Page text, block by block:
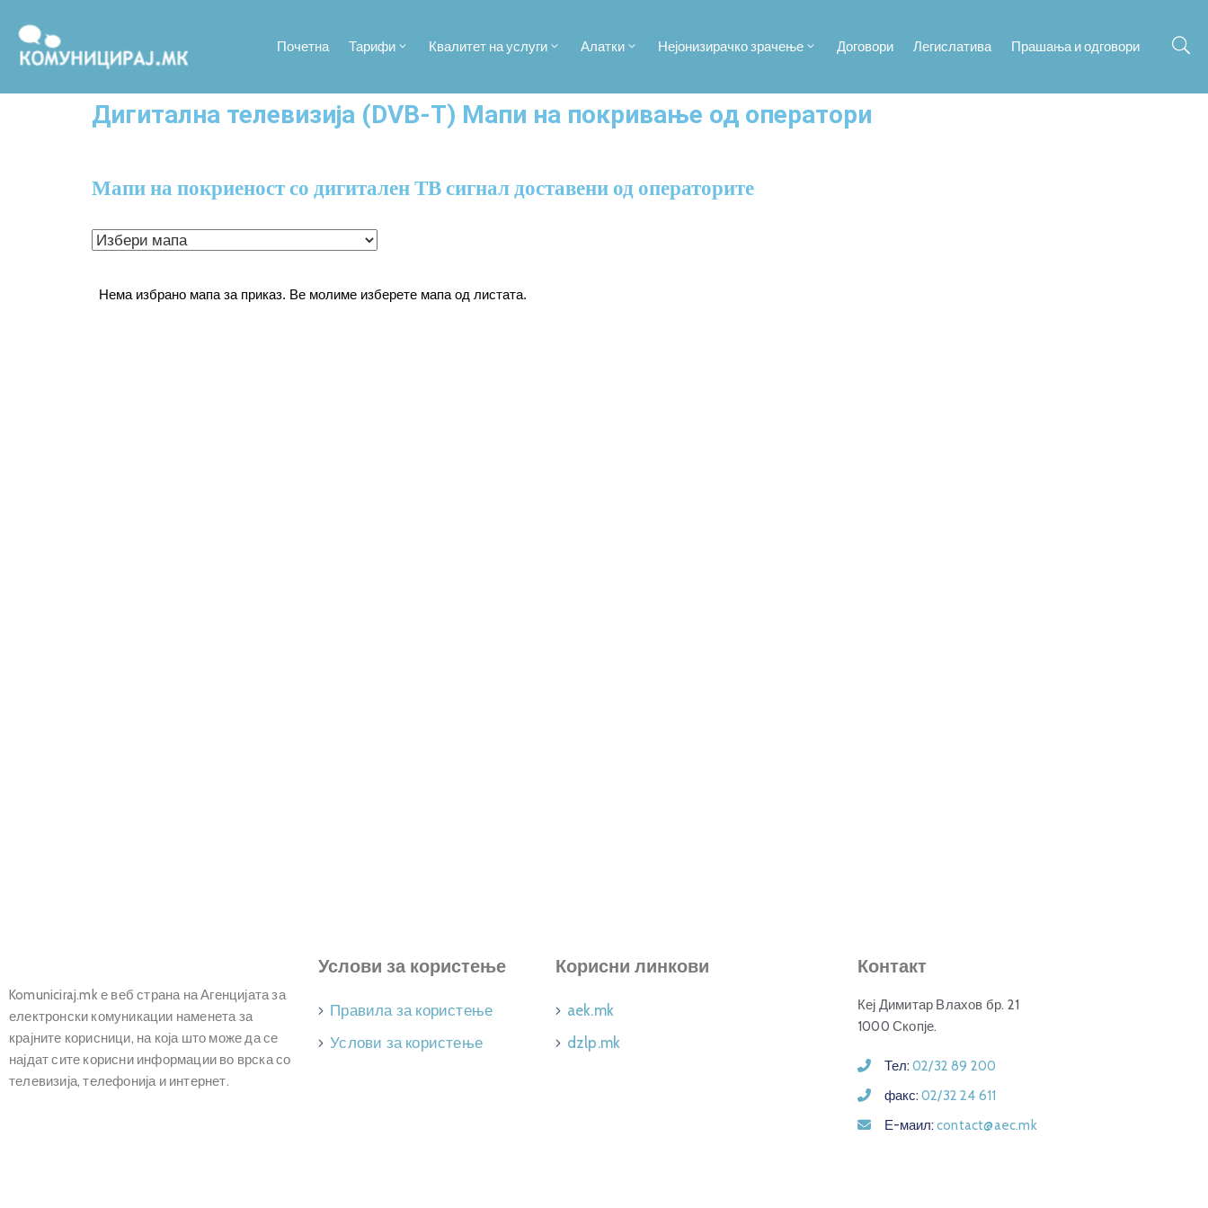
Почетна Тарифи Квалитет на услуги Алатки Нејонизирачко зрачење Договори Легислатива Прашања и одговори
Дигитална телевизија (DVB-T) Мапи на покривање од оператори
Мапи на покриеност со дигитален ТВ сигнал доставени од операторите
Komuniciraj.mk е веб страна на Агенцијата за
електронски комуникации наменета за
крајните корисници, на која што може да се
најдат сите корисни информации во врска со
телевизија, телефонија и интернет.
Услови за користење
Правила за користење
Услови за користење
Корисни линкови
aek.mk
dzlp.mk
Контакт
Кеј Димитар Влахов бр. 21
1000 Скопје.
Тел:02/32 89 200
факс:02/32 24 611
Е-маил:contact@aec.mk